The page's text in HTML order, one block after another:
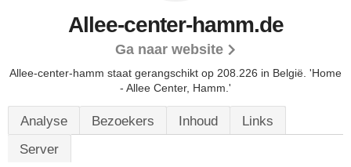
Allee-center-hamm.de
Ga naar website
Allee-center-hamm staat gerangschikt op 208.226 in België. 'Home
- Allee Center, Hamm.'
Analyse Bezoekers Inhoud
Links
Server